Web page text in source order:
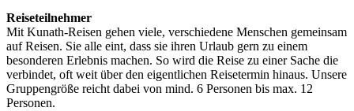
Reiseteilnehmer
Mit Kunath-Reisen gehen viele, verschiedene Menschen gemeinsam
auf Reisen. Sie alle eint, dass sie ihren Urlaub gern zu einem
besonderen Erlebnis machen. So wird die Reise zu einer Sache die
verbindet, oft weit über den eigentlichen Reisetermin hinaus. Unsere
Gruppengröße reicht dabei von mind. 6 Personen bis max. 12
Personen.